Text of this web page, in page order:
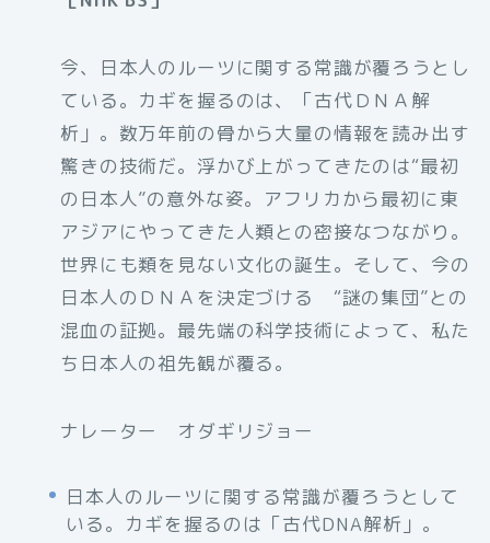
今、日本人のルーツに関する常識が覆ろうとし
ている。カギを握るのは、「古代ＤＮＡ解
析」。数万年前の骨から大量の情報を読み出す
驚きの技術だ。浮かび上がってきたのは“最初
の日本人”の意外な姿。アフリカから最初に東
アジアにやってきた人類との密接なつながり。
世界にも類を見ない文化の誕生。そして、今の
日本人のＤＮＡを決定づける “謎の集団”との
混血の証拠。最先端の科学技術によって、私た
ち日本人の祖先観が覆る。
ナレーター オダギリジョー
日本人のルーツに関する常識が覆ろうとして
いる。カギを握るのは「古代DNA解析」。